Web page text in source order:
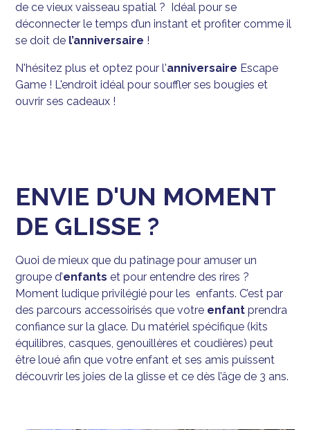
de ce vieux vaisseau spatial ? Idéal pour se
déconnecter le temps d’un instant et profiter comme il
se doit de l’anniversaire !
N'hésitez plus et optez pour l'anniversaire Escape
Game ! L'endroit idéal pour souffler ses bougies et
ouvrir ses cadeaux !
ENVIE D'UN MOMENT
DE GLISSE ?
Quoi de mieux que du patinage pour amuser un
groupe d’enfants et pour entendre des rires ?
Moment ludique privilégié pour les enfants. C’est par
des parcours accessoirisés que votre enfant prendra
confiance sur la glace. Du matériel spécifique (kits
équilibres, casques, genouillères et coudières) peut
être loué afin que votre enfant et ses amis puissent
découvrir les joies de la glisse et ce dès l’âge de 3 ans.